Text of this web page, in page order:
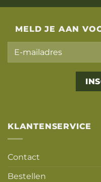
MELD JE AAN
KLANTENSERVICE
Contact
Bestellen